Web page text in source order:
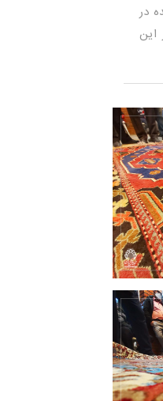
شده در
این